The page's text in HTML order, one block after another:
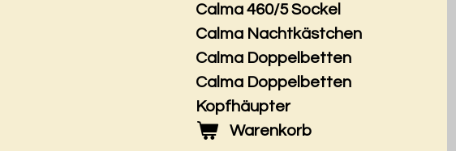
Calma 460/5 Sockel
Calma Nachtkästchen
Calma Doppelbetten
Calma Doppelbetten
Kopfhäupter
Warenkorb